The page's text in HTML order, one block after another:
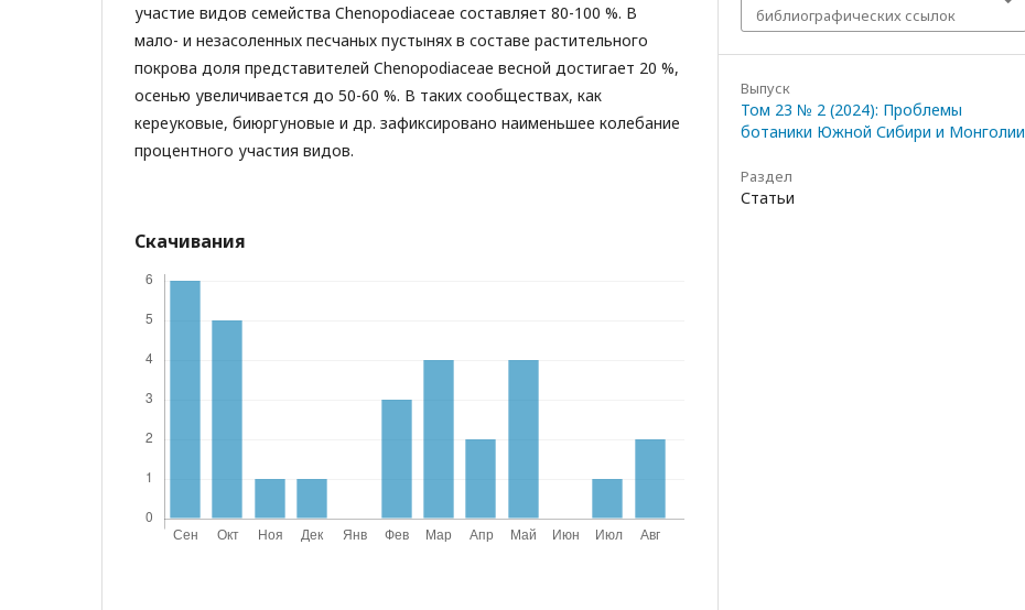
участие видов семейства Chenopodiaceae составляет 80-100 %. В
мало- и незасоленных песчаных пустынях в составе растительного
покрова доля представителей Chenopodiaceae весной достигает 20 %,
осенью увеличивается до 50-60 %. В таких сообществах, как
кереуковые, биюргуновые и др. зафиксировано наименьшее колебание
процентного участия видов.
Скачивания
библиографических ссылок
Выпуск
Том 23 № 2 (2024): Проблемы
ботаники Южной Сибири и Монголии
Раздел
Статьи